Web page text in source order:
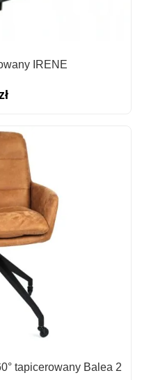
IRENE
tapicerowany Balea 2